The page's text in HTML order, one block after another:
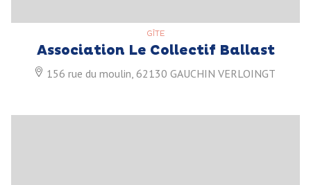
GÎTE
Association Le Collectif Ballast
156 rue du moulin, 62130 GAUCHIN VERLOINGT